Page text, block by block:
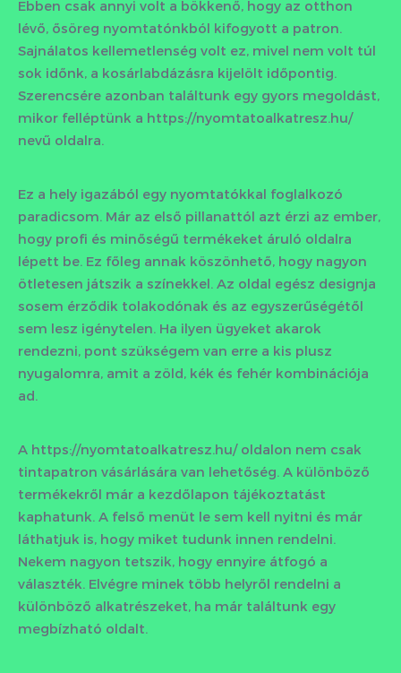
Ebben csak annyi volt a bökkenő, hogy az otthon
lévő, ősöreg nyomtatónkból kifogyott a patron.
Sajnálatos kellemetlenség volt ez, mivel nem volt túl
sok időnk, a kosárlabdázásra kijelölt időpontig.
Szerencsére azonban találtunk egy gyors megoldást,
mikor felléptünk a https://nyomtatoalkatresz.hu/
nevű oldalra.
Ez a hely igazából egy nyomtatókkal foglalkozó
paradicsom. Már az első pillanattól azt érzi az ember,
hogy profi és minőségű termékeket áruló oldalra
lépett be. Ez főleg annak köszönhető, hogy nagyon
ötletesen játszik a színekkel. Az oldal egész designja
sosem érződik tolakodónak és az egyszerűségétől
sem lesz igénytelen. Ha ilyen ügyeket akarok
rendezni, pont szükségem van erre a kis plusz
nyugalomra, amit a zöld, kék és fehér kombinációja
ad.
A https://nyomtatoalkatresz.hu/ oldalon nem csak
tintapatron vásárlására van lehetőség. A különböző
termékekről már a kezdőlapon tájékoztatást
kaphatunk. A felső menüt le sem kell nyitni és már
láthatjuk is, hogy miket tudunk innen rendelni.
Nekem nagyon tetszik, hogy ennyire átfogó a
választék. Elvégre minek több helyről rendelni a
különböző alkatrészeket, ha már találtunk egy
megbízható oldalt.